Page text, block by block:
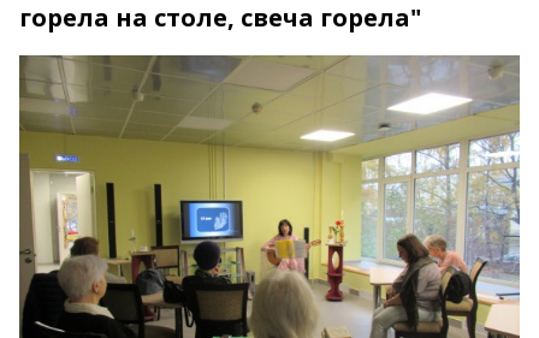
горела на столе, свеча горела"